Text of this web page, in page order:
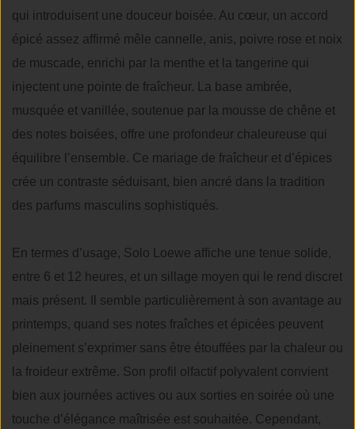
qui introduisent une douceur boisée. Au cœur, un accord
épicé assez affirmé mêle cannelle, anis, poivre rose et noix
de muscade, enrichi par la menthe et la tangerine qui
injectent une pointe de fraîcheur. La base ambrée,
musquée et vanillée, soutenue par la mousse de chêne et
des notes boisées, offre une profondeur chaleureuse qui
équilibre l’ensemble. Ce mariage de fraîcheur et d’épices
crée un contraste séduisant, bien ancré dans la tradition
des parfums masculins sophistiqués.
En termes d’usage, Solo Loewe affiche une tenue solide,
entre 6 et 12 heures, et un sillage moyen qui le rend discret
mais présent. Il semble particulièrement à son avantage au
printemps, quand ses notes fraîches et épicées peuvent
pleinement s’exprimer sans être étouffées par la chaleur ou
la froideur extrême. Son profil olfactif polyvalent convient
bien aux journées actives ou aux sorties en soirée où une
touche d’élégance maîtrisée est souhaitée. Cependant,